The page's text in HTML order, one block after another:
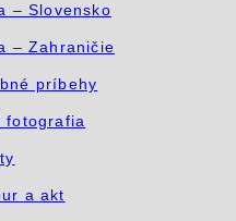
– Slovensko
– Zahraničie
príbehy
fotografia
a akt